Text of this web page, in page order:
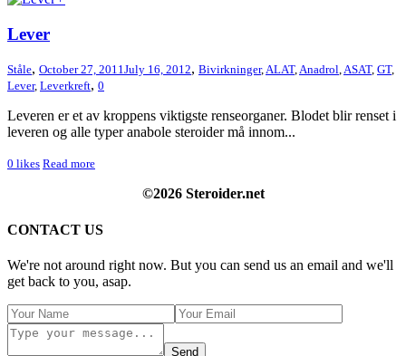
Lever
Ståle, October 27, 2011July 16, 2012, Bivirkninger,ALAT,Anadrol,ASAT, GT,
Lever, Leverkreft, 0
Leveren er et av kroppens viktigste renseorganer. Blodet blir renset i
leveren og alle typer anabole steroider må innom...
0 likes Read more
©2026 Steroider.net
CONTACT US
We're not around right now. But you can send us an email and we'll
get back to you, asap.
Send